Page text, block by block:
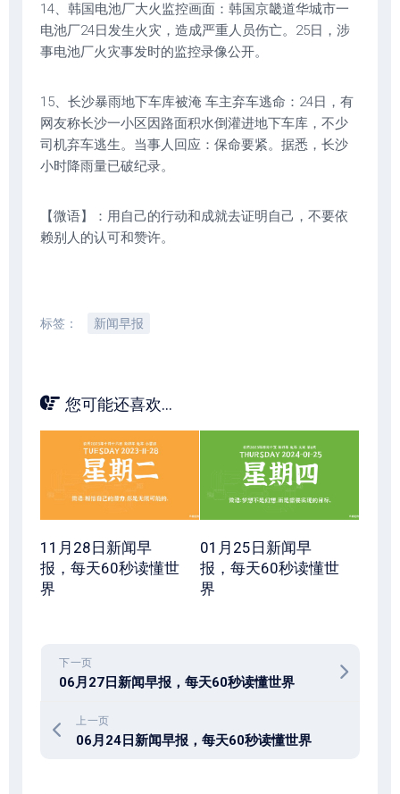
14、韩国电池厂大火监控画面：韩国京畿道华城市一
电池厂24日发生火灾，造成严重人员伤亡。25日，涉
事电池厂火灾事发时的监控录像公开。
15、长沙暴雨地下车库被淹 车主弃车逃命：24日，有
网友称长沙一小区因路面积水倒灌进地下车库，不少
司机弃车逃生。当事人回应：保命要紧。据悉，长沙
小时降雨量已破纪录。
【微语】：用自己的行动和成就去证明自己，不要依
赖别人的认可和赞许。
标签： 新闻早报
您可能还喜欢...
11月28日新闻早
报，每天60秒读懂世
界
01月25日新闻早
报，每天60秒读懂世
界
下一页
06月27日新闻早报，每天60秒读懂世界
上一页
06月24日新闻早报，每天60秒读懂世界